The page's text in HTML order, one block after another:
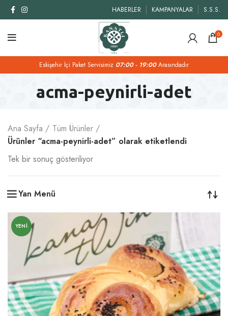
HABERLER KAMPANYALAR S.S.S.
0
Eskişehir İçi Paket Servisimiz 07:00 - 19:00Arasındadır
acma-peynirli-adet
Ana Sayfa
Tüm Ürünler
Ürünler “acma-peynirli-adet” olarak etiketlendi
Tek bir sonuç gösteriliyor
Yan Menü
YENI